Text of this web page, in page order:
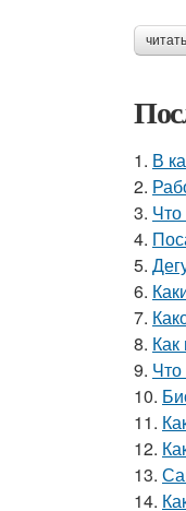
1. В
2.
3.
4.
5.
6.
7.
8.
9. Что
10.
11.
12.
13.
14.